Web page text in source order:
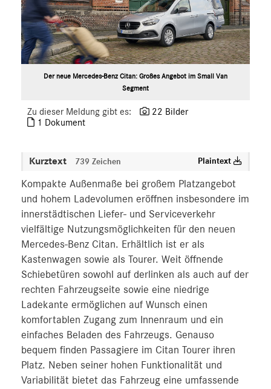
VLE
EQ
Marken & Produkte
ANSPRECHPARTNER
Der neue Mercedes-Benz Citan: Großes Angebot im Small Van
Segment
Zu dieser Meldung gibt es:
22 Bilder
1 Dokument
Kurztext 739 Zeichen Plaintext
Kompakte Außenmaße bei großem Platzangebot
und hohem Ladevolumen eröffnen insbesondere im
innerstädtischen Liefer- und Serviceverkehr
vielfältige Nutzungsmöglichkeiten für den neuen
Mercedes-Benz Citan. Erhältlich ist er als
Kastenwagen sowie als Tourer. Weit öffnende
Schiebetüren sowohl auf derlinken als auch auf der
rechten Fahrzeugseite sowie eine niedrige
Ladekante ermöglichen auf Wunsch einen
komfortablen Zugang zum Innenraum und ein
einfaches Beladen des Fahrzeugs. Genauso
bequem finden Passagiere im Citan Tourer ihren
Platz. Neben seiner hohen Funktionalität und
Variabilität bietet das Fahrzeug eine umfassende